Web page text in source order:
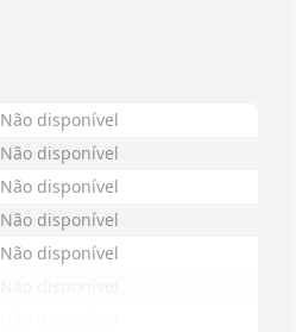
Não disponível
Não disponível
Não disponível
Não disponível
Não disponível